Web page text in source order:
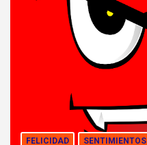
FELICIDAD SENTIMIENTOS